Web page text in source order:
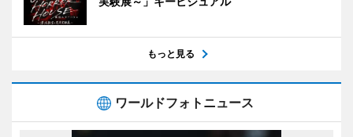
もっと見る
ワールドフォトニュース